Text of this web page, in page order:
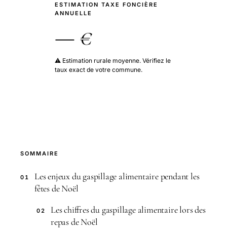
ESTIMATION TAXE FONCIÈRE
ANNUELLE
— €
⚠️ Estimation rurale moyenne. Vérifiez le
taux exact de votre commune.
SOMMAIRE
01
Les enjeux du gaspillage alimentaire pendant les
fêtes de Noël
02
Les chiffres du gaspillage alimentaire lors des
repas de Noël